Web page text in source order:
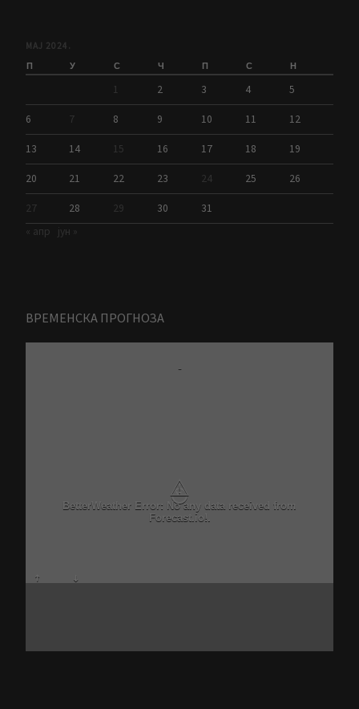
МАЈ 2024.
П У С Ч П С Н
1 2 3 4 5
6 7 8 9 10 11 12
13 14 15 16 17 18 19
20 21 22 23 24 25 26
27 28 29 30
31
« апр
јун »
ВРЕМЕНСКА ПРОГНОЗА
-
⚠
BetterWeather Error: No any data received from
Forecast.io!.